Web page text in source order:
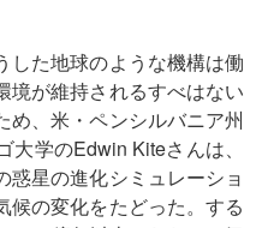
した地球のような機構は働
境が維持されるすべはない
め、米・ペンシルバニア州
学のEdwin Kiteさんは、
惑星の進化シミュレーショ
候の変化をたどった。する